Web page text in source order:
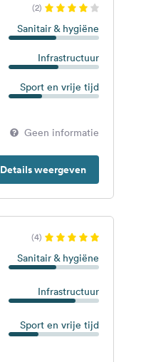
(2)
Sanitair & hygiëne
Infrastructuur
Sport en vrije tijd
Geen informatie
Details weergeven
(4)
Sanitair & hygiëne
Infrastructuur
Sport en vrije tijd